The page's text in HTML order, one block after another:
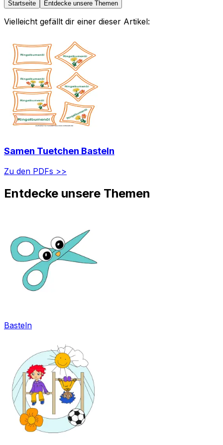
Startseite Entdecke unsere Themen
Vielleicht gefällt dir einer dieser Artikel:
Samen Tuetchen Basteln
Zu den PDFs >>
Entdecke unsere Themen
Basteln